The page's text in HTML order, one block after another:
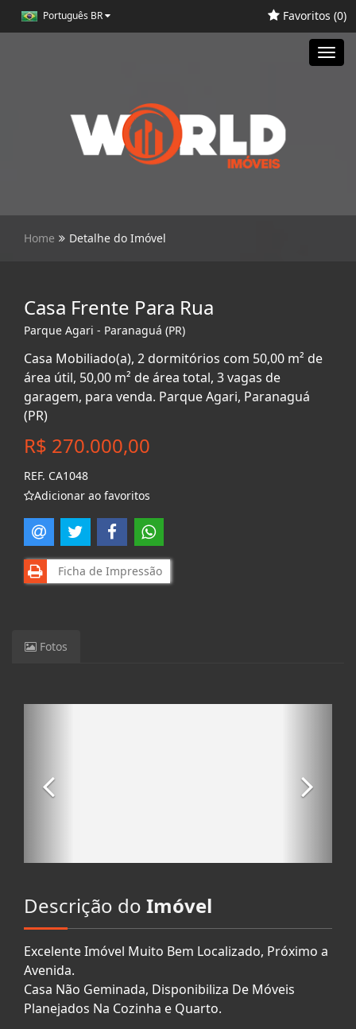
Português BR Favoritos (0)
Home Detalhe do Imóvel
Casa Frente Para Rua
Parque Agari - Paranaguá (PR)
Casa Mobiliado(a), 2 dormitórios com 50,00 m² de
área útil, 50,00 m² de área total, 3 vagas de
garagem, para venda. Parque Agari, Paranaguá
(PR)
R$ 270.000,00
REF. CA1048
Adicionar ao favoritos
Ficha de Impressão
Fotos
Descrição do Imóvel
Excelente Imóvel Muito Bem Localizado, Próximo a
Avenida.
Casa Não Geminada, Disponibiliza De Móveis
Planejados Na Cozinha e Quarto.